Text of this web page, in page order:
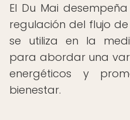
El Du Mai
regulación del flujo
se utiliza en la
para abordar una
energéticos y
bienestar.